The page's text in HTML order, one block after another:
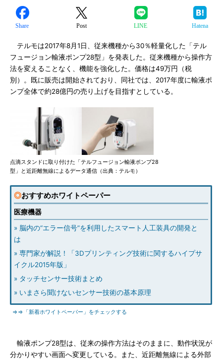
Share Post LINE Hatena
テルモは2017年8月1日、従来機種から30％軽量化した「テル
フュージョン輸液ポンプ28型」を発表した。従来機種から操作方
法を変えることなく、機能を強化した。価格は49万円（税
別）。既に販売は開始されており、同社では、2017年度に輸液ポ
ンプ全体で約28億円の売り上げを目指すとしている。
点滴スタンドに取り付けた「テルフュージョン輸液ポンプ28
型」と近距離無線によるデータ通信（出典：テルモ）
◎おすすめホワイトペーパー
医療機器
» 脳内の“エラー信号”を利用したスマート人工装具の開発と
は
» 専門家が解説！「3Dプリンティング技術に関するハイプサ
イクル2015年版」
» タッチセンサー技術まとめ
» いまさら聞けないセンサー技術の基本原理
⇒⇒「新着ホワイトペーパー」をチェックする
輸液ポンプ28型は、従来の操作方法はそのままに、動作状況が
分かりやすい画面へ変更している。また、近距離無線による外部